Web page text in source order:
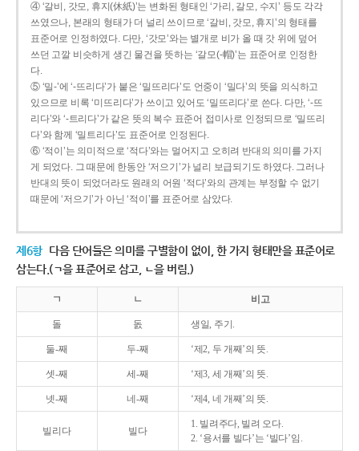
④ ‘갈비, 갓모, 휴지(休紙)’는 변화된 형태인 ‘가리, 갈모, 수지’ 등도 각각
쓰였으나, 본래의 형태가 더 널리 쓰이므로 ‘갈비, 갓모, 휴지’의 형태를
표준어로 인정하였다. 다만, ‘갓모’와는 별개로 비가 올 때 갓 위에 덮어
쓰던 고깔 비슷하게 생긴 물건을 뜻하는 ‘갈모(-帽)’는 표준어로 인정한
다.
⑤ ‘밀-’에 ‘-뜨리다’가 붙은 ‘밀뜨리다’도 언중이 ‘밀다’의 뜻을 의식하고
있으므로 비록 ‘미뜨리다’가 쓰이고 있어도 ‘밀뜨리다’로 쓴다. 다만, ‘-뜨
리다’와 ‘-트리다’가 같은 뜻의 복수 표준어 접미사로 인정되므로 ‘밀뜨리
다’와 함께 ‘밀트리다’도 표준어로 인정된다.
⑥ ‘적이’는 의미적으로 ‘적다’와는 멀어지고 오히려 반대의 의미를 가지
게 되었다. 그 때문에 한동안 ‘저으기’가 널리 보급되기도 하였다. 그러나
반대의 뜻이 되었더라도 원래의 어원 ‘적다’와의 관계는 부정할 수 없기
때문에 ‘저으기’가 아닌 ‘적이’를 표준어로 삼았다.
제6항 다음 단어들은 의미를 구별함이 없이, 한 가지 형태만을 표준어로
삼는다.(ㄱ을 표준어로 삼고, ㄴ을 버림.)
ㄱ ㄴ 비고
돌 돐 생일, 주기.
둘-째 두-째 ‘제2, 두 개째’의 뜻.
셋-째 세-째 ‘제3, 세 개째’의 뜻.
넷-째 네-째 ‘제4, 네 개째’의 뜻.
빌리다 빌다
1. 빌려주다, 빌려 오다.
2. ‘용서를 빌다’는 ‘빌다’임.